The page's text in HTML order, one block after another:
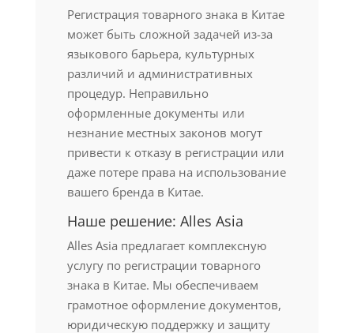
Регистрация товарного знака в Китае
может быть сложной задачей из-за
языкового барьера, культурных
различий и административных
процедур. Неправильно
оформленные документы или
незнание местных законов могут
привести к отказу в регистрации или
даже потере права на использование
вашего бренда в Китае.
Наше решение: Alles Asia
Alles Asia предлагает комплексную
услугу по регистрации товарного
знака в Китае. Мы обеспечиваем
грамотное оформление документов,
юридическую поддержку и защиту